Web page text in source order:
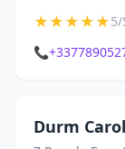
★★★★★5/
📞
Durm